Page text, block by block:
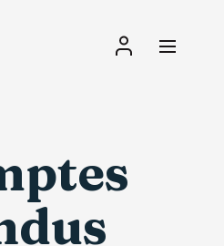
Connexion